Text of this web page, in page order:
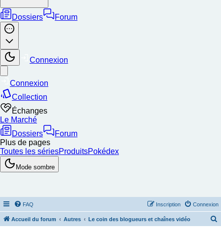
FAQ Connexion
Inscription
Accueil du forum Autres Le coin des blogueurs et chaînes vidéo